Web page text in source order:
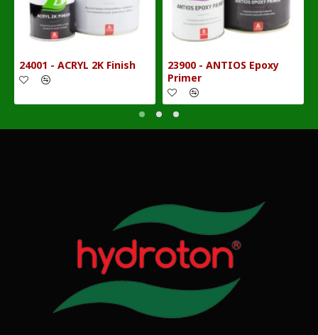
24001 - ACRYL 2K Finish
23900 - ANTIOS Epoxy
Primer